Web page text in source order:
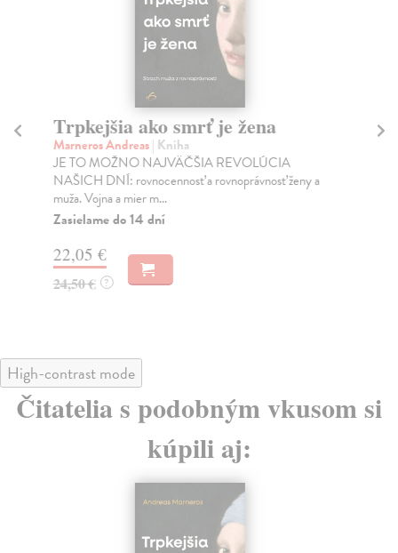
Trpkejšia ako smrť je žena
Marneros Andreas| Kniha
JE TO MOŽNO NAJVÄČŠIA REVOLÚCIA
NAŠICH DNÍ: rovnocennosť a rovnoprávnosť ženy a
muža. Vojna a mier m...
Zasielame do 14 dní
22,05 €
24,50 € ?
High-contrast mode
Čitatelia s podobným vkusom si
kúpili aj: